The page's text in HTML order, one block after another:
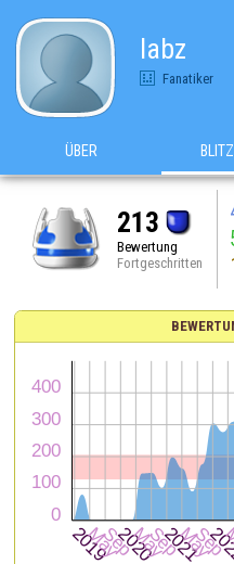
labz
Fanatiker
ÜBER
213
Bewertung
Fortgeschritten